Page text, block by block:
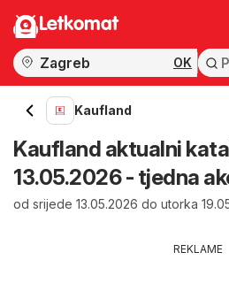
Letkomat
OK
Kaufland
Kaufland aktualni
13.05.2026 - tjedna
od srijede 13.05.2026 do utorka
REKLAME